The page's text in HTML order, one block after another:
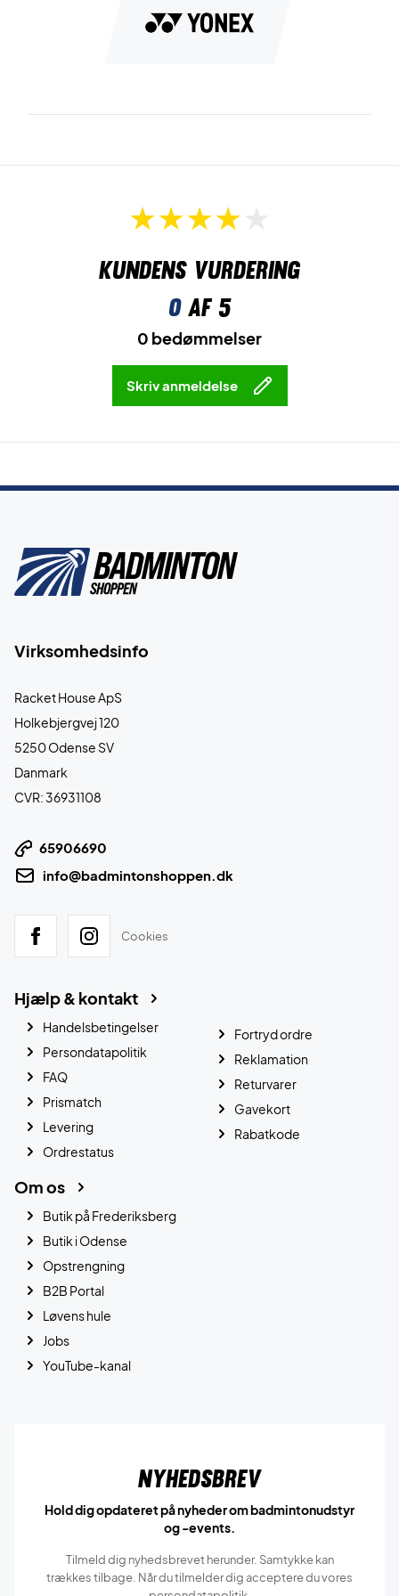
er ydersålmønsteret, der sikrer et
Kundens vurdering
0af 5
0 bedømmelser
Skriv anmeldelse
Virksomhedsinfo
Racket House ApS
Holkebjergvej 120
5250 Odense SV
Danmark
CVR: 36931108
65906690
info@badmintonshoppen.dk
Cookies
Hjælp & kontakt
Handelsbetingelser
Persondatapolitik
FAQ
Prismatch
Levering
Ordrestatus
Fortryd ordre
Reklamation
Returvarer
Gavekort
Rabatkode
Om os
Butik på Frederiksberg
Butik i Odense
Opstrengning
B2B Portal
Løvens hule
Jobs
YouTube-kanal
Nyhedsbrev
Hold dig opdateret på nyheder om badmintonudstyr
og -events.
Tilmeld dig nyhedsbrevet herunder. Samtykke kan
trækkes tilbage. Når du tilmelder dig acceptere du vores